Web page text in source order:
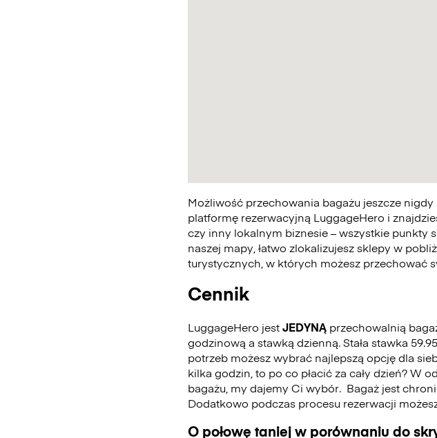
Możliwość przechowania bagażu jeszcze nigdy
platformę rezerwacyjną LuggageHero i
czy inny lokalnym biznesie – wszystkie punkty
naszej mapy, łatwo zlokalizujesz sklepy w
turystycznych, w których możesz przechować
Cennik
LuggageHero jestJEDYNĄ przechowalnią
godzinową a stawką dzienną. Stała stawka
potrzeb możesz wybrać najlepszą opcję dla
kilka godzin, to po co płacić za cały dzień? W
bagażu, my dajemy Ci wybór. Bagaż jest
Dodatkowo podczas procesu rezerwacji
O połowę taniej w porównaniu do